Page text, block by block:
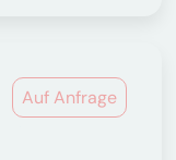
Auf Anfrage